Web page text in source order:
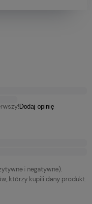
Dodaj opinię
i negatywne).
którzy kupili dany produkt.